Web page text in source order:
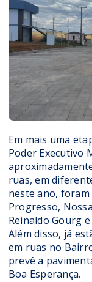
Em mais uma
Poder Executivo
ruas, em
neste ano,
Progresso,
Reinaldo Gourg
Além disso, já
em ruas no
prevê a
Boa Esperança.